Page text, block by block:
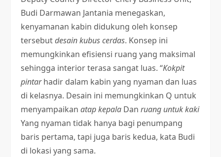
Budi Darmawan Jantania menegaskan,
kenyamanan kabin didukung oleh konsep
tersebutdesain kubus cerdas. Konsep ini
memungkinkan efisiensi ruang yang maksimal
sehingga interior terasa sangat luas. “Kokpit
pintarhadir dalam kabin yang nyaman dan luas
di kelasnya. Desain ini memungkinkan Q untuk
menyampaikanatap kepala Danruang untuk kaki
Yang nyaman tidak hanya bagi penumpang
baris pertama, tapi juga baris kedua, kata Budi
di lokasi yang sama.